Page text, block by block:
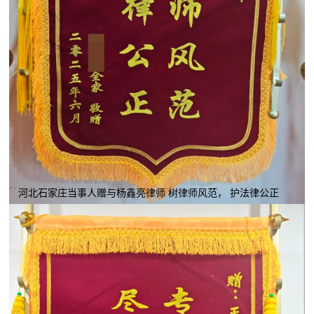
河北石家庄当事人赠与杨鑫亮律师 树律师风范， 护法律公正